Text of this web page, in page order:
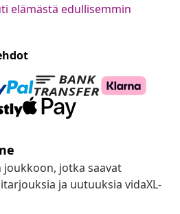
elämästä edullisemmin
joukkoon, jotka saavat
ja uutuuksia vidaXL-